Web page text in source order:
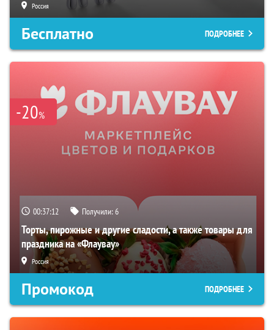
Россия
Бесплатно ПОДРОБНЕЕ
-20%
00:37:11 Получили:6
Торты, пирожные и другие сладости, а также товары для
праздника на «Флаувау»
Россия
Промокод ПОДРОБНЕЕ